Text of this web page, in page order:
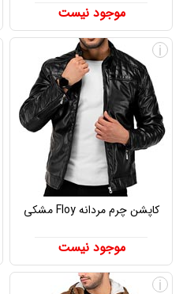
موجود نیست
کاپشن چرم مردانه Floy مشکی
موجود نیست
i
i